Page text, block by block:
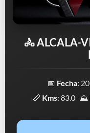
🚴 ALCALA-
📅 Fecha:
📏 Kms: 83.0 ⛰️